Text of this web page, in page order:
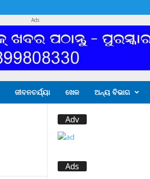
Ads
ଜୀବନଚର୍ଯ୍ୟା ଖେଳ ଅନ୍ୟ ବିଭାଗ
Adv
Ads